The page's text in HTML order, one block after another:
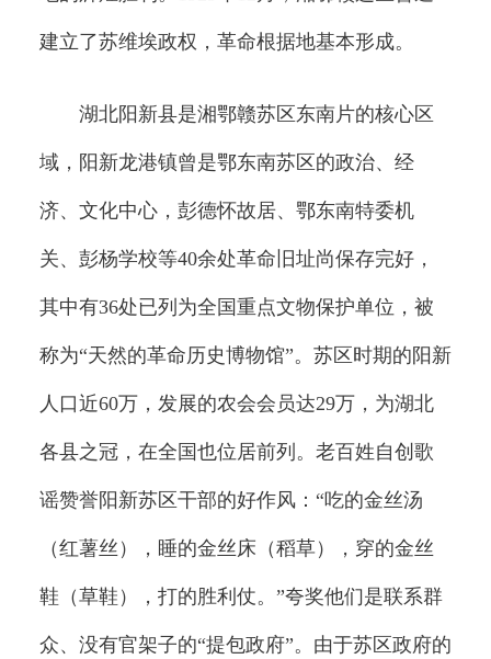
建立了苏维埃政权，革命根据地基本形成。
湖北阳新县是湘鄂赣苏区东南片的核心区
域，阳新龙港镇曾是鄂东南苏区的政治、经
济、文化中心，彭德怀故居、鄂东南特委机
关、彭杨学校等40余处革命旧址尚保存完好，
其中有36处已列为全国重点文物保护单位，被
称为“天然的革命历史博物馆”。苏区时期的阳新
人口近60万，发展的农会会员达29万，为湖北
各县之冠，在全国也位居前列。老百姓自创歌
谣赞誉阳新苏区干部的好作风：“吃的金丝汤
（红薯丝），睡的金丝床（稻草），穿的金丝
鞋（草鞋），打的胜利仗。”夸奖他们是联系群
众、没有官架子的“提包政府”。由于苏区政府的